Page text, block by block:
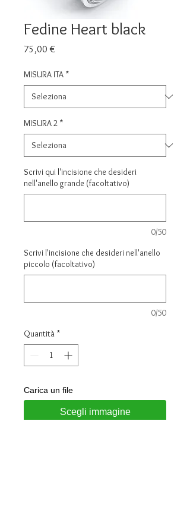
Fedine Heart black
75,00 €
MISURA ITA *
MISURA 2 *
Scrivi qui l'incisione che desideri
nell'anello grande (facoltativo)
0/50
Scrivi l'incisione che desideri nell'anello
piccolo (facoltativo)
0/50
Quantità *
Carica un file
Scegli immagine